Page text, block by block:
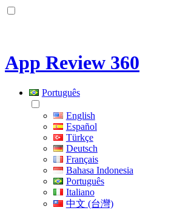
App Review 360
Português
English
Español
Türkçe
Deutsch
Français
Bahasa Indonesia
Português
Italiano
中文 (台灣)